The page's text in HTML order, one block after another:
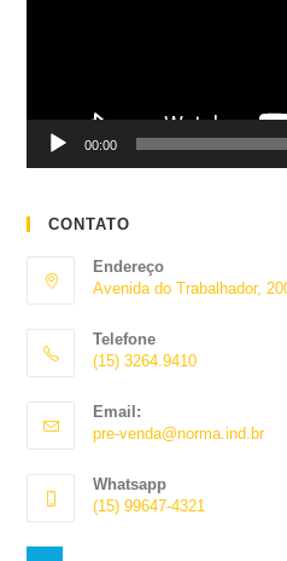
00:00
CONTATO
Endereço
Avenida do Trabalhador,
Telefone
(15) 3264.9410
em
seu
Email:
pre-venda@norma.ind.brAbre
Whatsapp
(15) 99647-4321